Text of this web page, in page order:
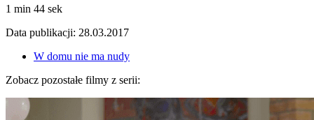
1 min 44 sek
Data publikacji: 28.03.2017
W domu nie ma nudy
Zobacz pozostałe filmy z serii: